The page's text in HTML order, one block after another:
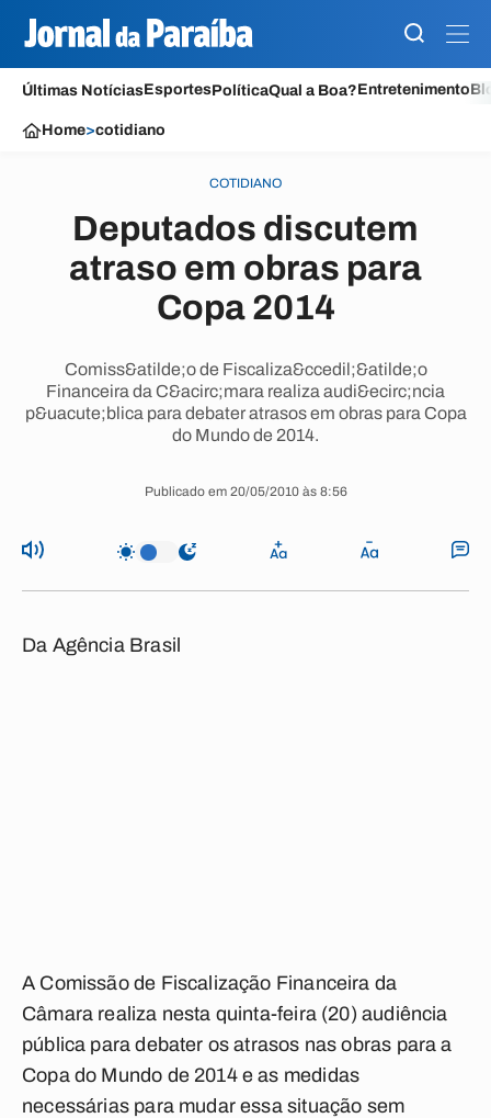
Últimas NotíciasEsportesPolíticaQual a Boa?Entretenimento
Home>cotidiano
COTIDIANO
Deputados discutem
atraso em obras para
Copa 2014
Comiss&atilde;o de Fiscaliza&ccedil;&atilde;o
Financeira da C&acirc;mara realiza audi&ecirc;ncia
p&uacute;blica para debater atrasos em obras para Copa
do Mundo de 2014.
Publicado em 20/05/2010 às 8:56
Da Agência Brasil
A Comissão de Fiscalização Financeira da
Câmara realiza nesta quinta-feira (20) audiência
pública para debater os atrasos nas obras para a
Copa do Mundo de 2014 e as medidas
necessárias para mudar essa situação sem